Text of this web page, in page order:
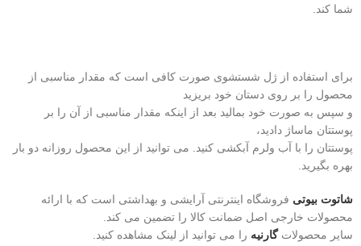
شما کند.
برای استفاده از ژل شستشوی صورت کافی است که مقدار مناسبی از
محصول را بر روی دستان خود بریزید
و سپس به صورت خود بمالید بعد از اینکه مقدار مناسبی از آن را بر
پوستتان ماساژ دادید،
پوستتان را با آب ولرم آبکشی کنید. می توانید از این محصول روزانه دو بار
بهره بگیرید.
شاتوت بیوتی فروشگاه اینترنتی آرایشی و بهداشتی است که با ارائه
محصولات خارجی اصل ضمانت کالا را تضمین می کند.
سایر محصولات گارنیه را می توانید از لینک مشاهده کنید.